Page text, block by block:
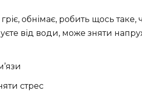
обнімає, робить щось
від води, може зняти
стрес